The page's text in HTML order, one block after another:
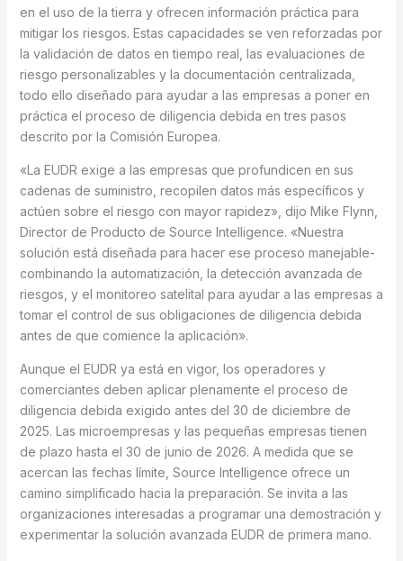
en el uso de la tierra y ofrecen información práctica para
mitigar los riesgos. Estas capacidades se ven reforzadas por
la validación de datos en tiempo real, las evaluaciones de
riesgo personalizables y la documentación centralizada,
todo ello diseñado para ayudar a las empresas a poner en
práctica el proceso de diligencia debida en tres pasos
descrito por la Comisión Europea.
«La EUDR exige a las empresas que profundicen en sus
cadenas de suministro, recopilen datos más específicos y
actúen sobre el riesgo con mayor rapidez», dijo Mike Flynn,
Director de Producto de Source Intelligence. «Nuestra
solución está diseñada para hacer ese proceso manejable-
combinando la automatización, la detección avanzada de
riesgos, y el monitoreo satelital para ayudar a las empresas a
tomar el control de sus obligaciones de diligencia debida
antes de que comience la aplicación».
Aunque el EUDR ya está en vigor, los operadores y
comerciantes deben aplicar plenamente el proceso de
diligencia debida exigido antes del 30 de diciembre de
2025. Las microempresas y las pequeñas empresas tienen
de plazo hasta el 30 de junio de 2026. A medida que se
acercan las fechas límite, Source Intelligence ofrece un
camino simplificado hacia la preparación. Se invita a las
organizaciones interesadas a programar una demostración y
experimentar la solución avanzada EUDR de primera mano.